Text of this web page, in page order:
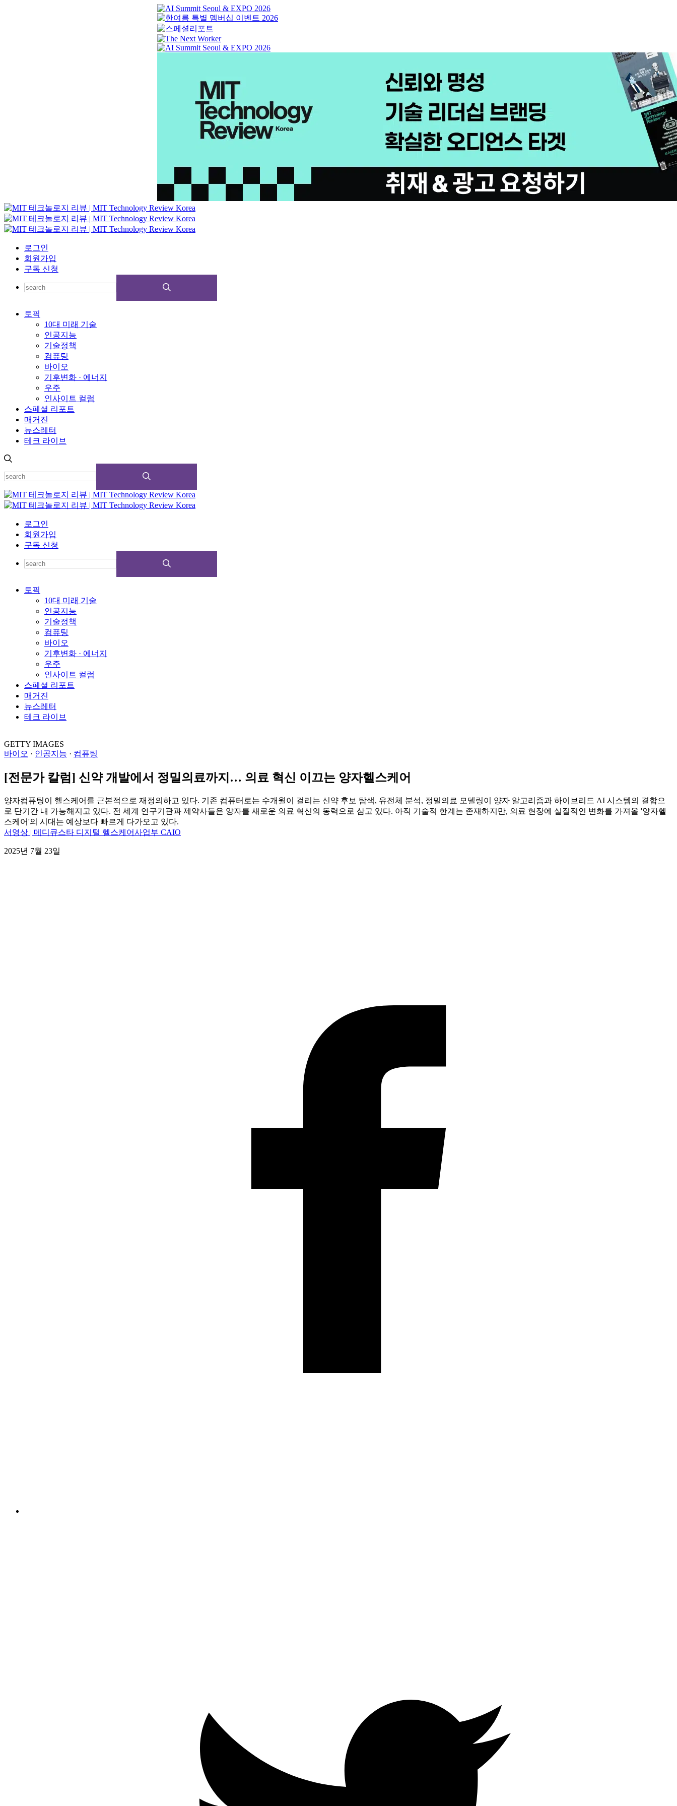
로그인
회원가입
구독 신청
토픽
10대 미래 기술
인공지능
기술정책
컴퓨팅
바이오
기후변화 · 에너지
우주
인사이트 컬럼
스페셜 리포트
매거진
뉴스레터
테크 라이브
로그인
회원가입
구독 신청
토픽
10대 미래 기술
인공지능
기술정책
컴퓨팅
바이오
기후변화 · 에너지
우주
인사이트 컬럼
스페셜 리포트
매거진
뉴스레터
테크 라이브
GETTY IMAGES
바이오 · 인공지능 · 컴퓨팅
[전문가 칼럼] 신약 개발에서 정밀의료까지… 의료 혁신 이끄는 양자헬스케어
양자컴퓨팅이 헬스케어를 근본적으로 재정의하고 있다. 기존 컴퓨터로는 수개월이 걸리는 신약 후보 탐색, 유전체 분석, 정밀의료 모델링이 양자 알고리즘과 하이브리드 AI 시스템의 결합으
로 단기간 내 가능해지고 있다. 전 세계 연구기관과 제약사들은 양자를 새로운 의료 혁신의 동력으로 삼고 있다. 아직 기술적 한계는 존재하지만, 의료 현장에 실질적인 변화를 가져올 '양자헬
스케어'의 시대는 예상보다 빠르게 다가오고 있다.
서영상 | 메디큐스타 디지털 헬스케어사업부 CAIO
2025년 7월 23일